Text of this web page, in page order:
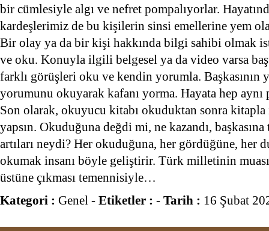
bir cümlesiyle algı ve nefret pompalıyorlar.
kardeşlerimiz de bu kişilerin sinsi emellerine yem
Bir olay ya da bir kişi hakkında bilgi sahibi olmak
ve oku. Konuyla ilgili belgesel ya da video varsa
farklı görüşleri oku ve kendin yorumla. Başkasının
yorumunu okuyarak kafanı yorma. Hayata hep aynı
Son olarak, okuyucu kitabı okuduktan sonra
yapsın. Okuduğuna değdi mi, ne kazandı,
artıları neydi? Her okuduğuna, her gördüğüne, her
okumak insanı böyle geliştirir. Türk milletinin
üstüne çıkması temennisiyle…
Kategori : Genel - Etiketler : - Tarih : 16 Şubat